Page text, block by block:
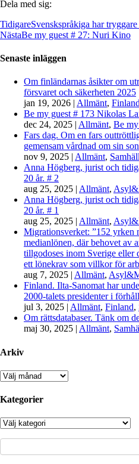
Dela med sig:
TidigareSvenskspråkiga har
NästaBe my guest # 27: Nuri Kino
Senaste inläggen
Om finländarnas åsikter om
försvaret och säkerheten 2025
jan 19, 2026 | Allmänt, Finland
Be my guest # 173 Nikolas
dec 24, 2025 | Allmänt, Be
Fars dag. Om en fars
gemensam vårdnad om sin
nov 9, 2025 | Allmänt,
Anna Högberg, jurist och
20 år. # 2
aug 25, 2025 | Allmänt,
Anna Högberg, jurist och
20 år. # 1
aug 25, 2025 | Allmänt,
Migrationsverket: ”152 yrken
medianlönen, där behovet av
tillgodoses inom Sverige eller
ett lönekrav som villkor för
aug 7, 2025 | Allmänt,
Finland. Ilta-Sanomat har
2000-talets presidenter i
jul 3, 2025 | Allmänt, Finland,
Om rättsdatabaser. Tänk om
maj 30, 2025 | Allmänt,
Arkiv
Arkiv
Kategorier
Kategorier